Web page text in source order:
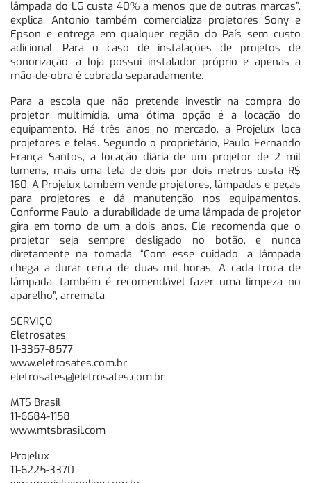
lâmpada do LG custa 40% a menos que de outras marcas”,
explica. Antonio também comercializa projetores Sony e
Epson e entrega em qualquer região do País sem custo
adicional. Para o caso de instalações de projetos de
sonorização, a loja possui instalador próprio e apenas a
mão-de-obra é cobrada separadamente.
Para a escola que não pretende investir na compra do
projetor multimídia, uma ótima opção é a locação do
equipamento. Há três anos no mercado, a Projelux loca
projetores e telas. Segundo o proprietário, Paulo Fernando
França Santos, a locação diária de um projetor de 2 mil
lumens, mais uma tela de dois por dois metros custa R$
160. A Projelux também vende projetores, lâmpadas e peças
para projetores e dá manutenção nos equipamentos.
Conforme Paulo, a durabilidade de uma lâmpada de projetor
gira em torno de um a dois anos. Ele recomenda que o
projetor seja sempre desligado no botão, e nunca
diretamente na tomada. “Com esse cuidado, a lâmpada
chega a durar cerca de duas mil horas. A cada troca de
lâmpada, também é recomendável fazer uma limpeza no
aparelho”, arremata.
SERVIÇO
Eletrosates
11-3357-8577
www.eletrosates.com.br
eletrosates@eletrosates.com.br
MTS Brasil
11-6684-1158
www.mtsbrasil.com
Projelux
11-6225-3370